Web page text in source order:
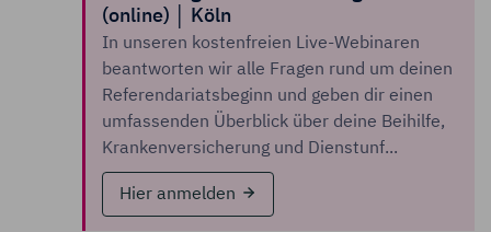
(online) │ Köln
In unseren kostenfreien Live-Webinaren
beantworten wir alle Fragen rund um deinen
Referendariatsbeginn und geben dir einen
umfassenden Überblick über deine Beihilfe,
Krankenversicherung und Dienstunf...
Hier anmelden